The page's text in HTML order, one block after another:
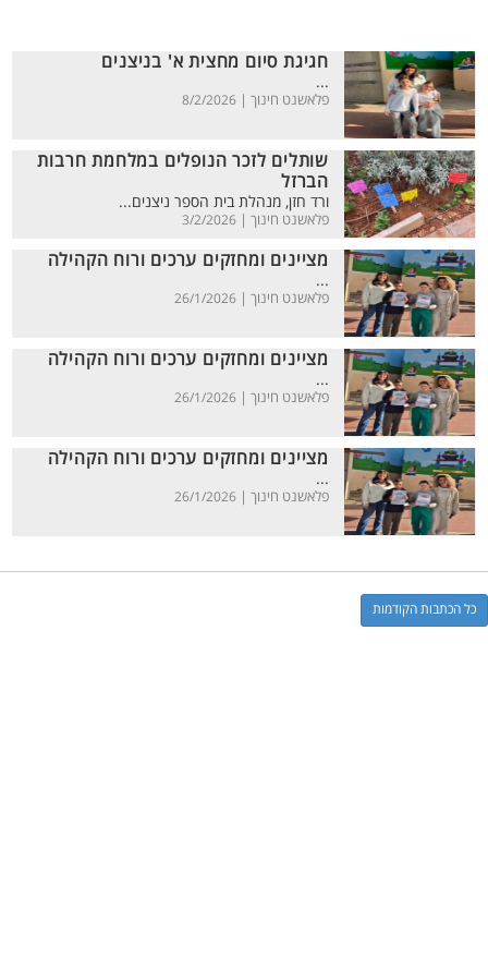
חגיגת סיום מחצית א' בניצנים
...
פלאשנט חינוך | 8/2/2026
שותלים לזכר הנופלים במלחמת חרבות
הברזל
ורד חזן, מנהלת בית הספר ניצנים...
פלאשנט חינוך | 3/2/2026
מציינים ומחזקים ערכים ורוח הקהילה
...
פלאשנט חינוך | 26/1/2026
מציינים ומחזקים ערכים ורוח הקהילה
...
פלאשנט חינוך | 26/1/2026
מציינים ומחזקים ערכים ורוח הקהילה
...
פלאשנט חינוך | 26/1/2026
כל הכתבות הקודמות